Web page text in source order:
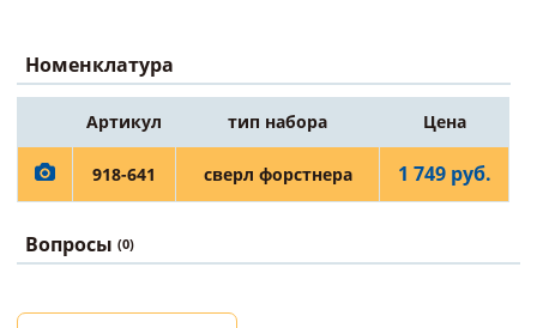
Номенклатура
Артикул тип набора Цена
918-641 сверл форстнера 1 749 руб.
Вопросы (0)